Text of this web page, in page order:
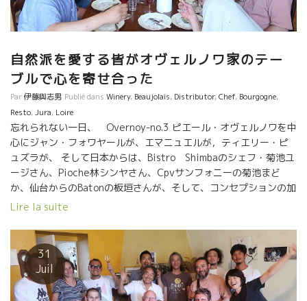
自然派を愛する皆がオヴェルノワ家のテー
ブルで心を寄せ合った
Par伊藤與志男 Publié dans Winery, Beaujolais, Distributor,Chef, Bourgogne,
Resto,Jura, Loire
忘れられない一日、 Overnoy-no.3 ピエール・オヴェルノワを中
心にジャン・フォワヤールが、エマニュエルが，ティエリー・ピ
ュズラが、 そして日本からは、Bistro Shimbaのシェフ・菊池ユ
ージさん、Pioche林シンヤさん、Cpvサンフォニーの菊池まど
か、仙台からのBatonの板垣さんが、そして、コンセプションの加
藤さん、タンさんが オヴェルノワのテーブルに心を寄せ合っ
ルさんも大喜びしてくれた。 ジュラ・ワインの研究に生涯を捧げ
ているピエールさんの熱のこもったお話しに一同感激。 何十
年間にも渡って採集して研究してきた葡萄の成長過程のアルコー
ル漬けのサンプル。 毎年、７月２日に葡萄をとった貴重な記録。
温暖化が進んでいるのが一目瞭然で判る。 どんな成長過程のミレ
Lire la suite
31
Juil